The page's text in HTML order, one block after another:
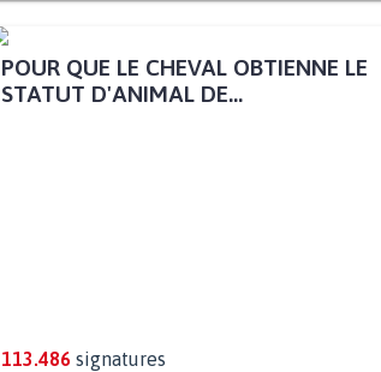
POUR QUE LE CHEVAL OBTIENNE LE
STATUT D'ANIMAL DE...
113.486 signatures